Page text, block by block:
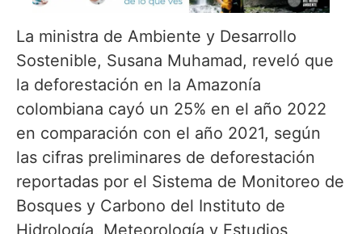
La ministra de Ambiente y Desarrollo
Sostenible, Susana Muhamad, reveló que
la deforestación en la Amazonía
colombiana cayó un 25% en el año 2022
en comparación con el año 2021, según
las cifras preliminares de deforestación
reportadas por el Sistema de Monitoreo de
Bosques y Carbono del Instituto de
Hidrología, Meteorología y Estudios